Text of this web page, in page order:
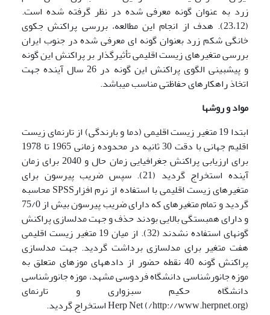
زرد به عنوان گونه معرفی شده در نظر گرفته شده است.
(23،12). هدف از انجام این مطالعه، بررسی پراکنش جکوی
خانگی شکم زرد بعنوان گونه ای معرفی شده در جنوب ایران
بررسی متغیرهای زیست اقلیمی تأثیرگذار بر پراکنش این گونه
و پیش­بینی الگوی پراکنش این گونه در 26 سال آینده جهت
اتخاذ راهکارهای حفاظتی مناسب می­باشد.
مواد و روشها
ابتدا 19 متغیر زیست اقلیمی (دما و بارندگی) از تارنمای زیست
اقلیم جهانی با دقت 30 ثانیه در محدوده زمانی 1965 تا 1978
برای ارزیابی پراکنش جغرافیایی زمان حال و 2040 برای زمان
آینده استخراج گردید (21). سپس ضریب پیرسون برای
متغیرهای زیست اقلیمی با استفاده از نرم افزارSPSS محاسبه
گردید و تمام متغیرهای که دارای ضریب پیرسون بیش از 75/0
و دارای همبستگی بالایی بودند حذف و جهت مدل­سازی پراکنش
گونه­ای استفاده نشدند (32). از میان 19 متغیر زیست اقلیمی
هفت متغیر برای مدل­سازی برداشت گردید. جهت مدل­سازی
پراکنش گونه 40 نقطه حضور از داده­های موزه­ای متعلق به
موزه جانورشناسی دانشگاه فردوسی مشهد، موزه جانورشناسی
دانشگاه حکیم سبزواری و تارنمای
(http://www.herpnet.org/) Herp Net استخراج گردید.